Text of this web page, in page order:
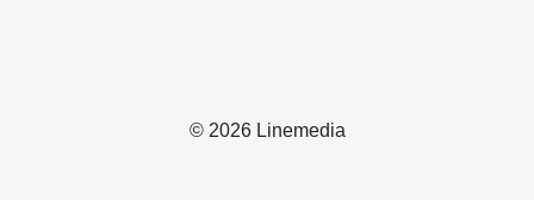
© 2026 Linemedia